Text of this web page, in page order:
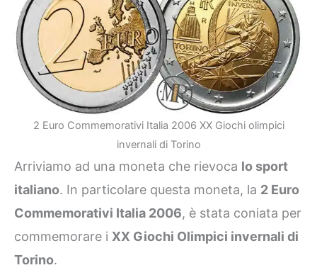
2 Euro Commemorativi Italia 2006 XX Giochi olimpici
invernali di Torino
Arriviamo ad una moneta che rievoca lo sport
italiano. In particolare questa moneta, la 2 Euro
Commemorativi Italia 2006, è stata coniata per
commemorare i XX Giochi Olimpici invernali di
Torino.